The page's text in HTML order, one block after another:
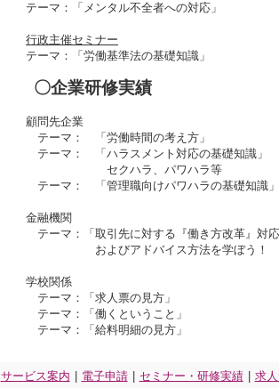
テーマ：「メンタル不全者への対応」
行政主催セミナー
テーマ：「労働基準法の基礎知識」
〇企業研修実績
顧問先企業
テーマ：
「労働時間の考え方」
テーマ： 「ハラスメント対応の基礎知識」
セクハラ、パワハラ等
テーマ：
「管理職向けパワハラの基礎知識」
金融機関
テーマ：「取引先に対する『働き方改革』対応
およびアドバイス方法を学ぼう！
学校関係
テーマ：「求人票の見方」
テーマ：「働くということ」
テーマ：「給料明細の見方」
サービス案内 | 電子申請 | セミナー・研修実績 | 求